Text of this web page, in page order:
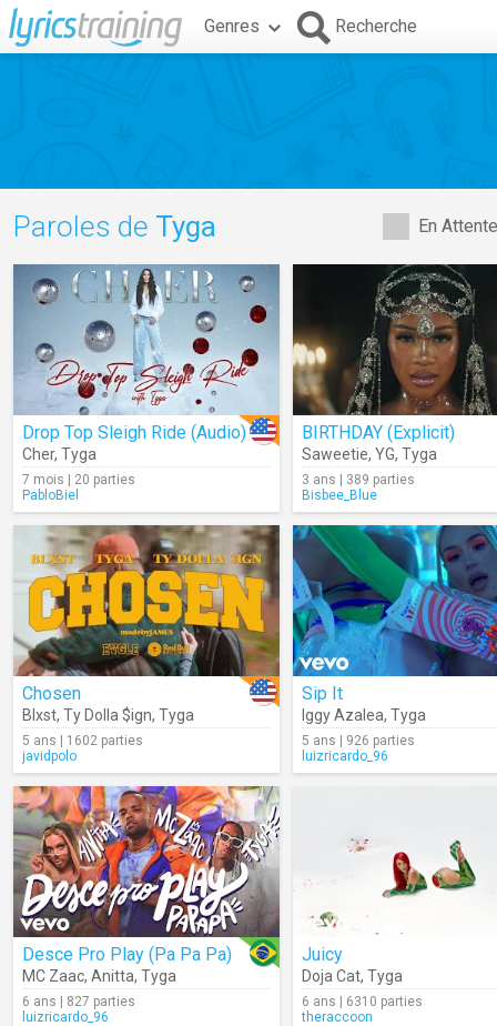
Genres Recherche
En
Paroles de Tyga
Drop Top Sleigh Ride (Audio)
Cher, Tyga
7 mois | 20 parties
PabloBiel
BIRTHDAY (Explicit)
Saweetie, YG, Tyga
3 ans | 389 parties
Bisbee_Blue
Chosen
Blxst, Ty Dolla $ign, Tyga
5 ans | 1602 parties
javidpolo
Sip It
Iggy Azalea, Tyga
5 ans | 926 parties
luizricardo_96
Desce Pro Play (Pa Pa Pa)
MC Zaac, Anitta, Tyga
6 ans | 827 parties
luizricardo_96
Juicy
Doja Cat, Tyga
6 ans | 6310 parties
theraccoon